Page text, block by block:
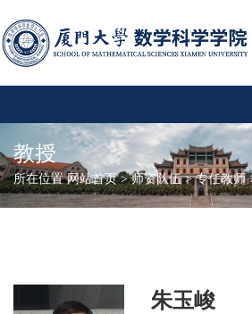
教授
所在位置网站首页>师资队伍>专任教师
朱玉峻